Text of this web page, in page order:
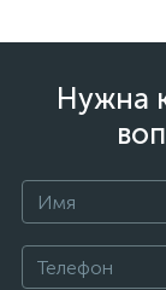
Нужна